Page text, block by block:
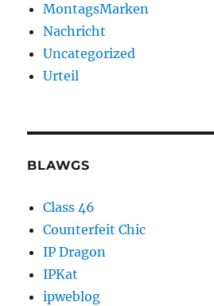
MontagsMarken
Nachricht
Uncategorized
Urteil
BLAWGS
Class 46
Counterfeit Chic
IP Dragon
IPKat
ipweblog